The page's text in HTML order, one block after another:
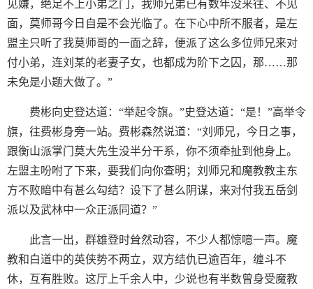
见嫌，绝足不上小弟之门，我师兄弟已有数年没来往、不见
面，莫师哥今日自是不会光临了。在下心中所不服者，是左
盟主只听了我莫师哥的一面之辞，便派了这么多位师兄来对
付小弟，连刘某的老妻子女，也都成为阶下之囚，那……那
未免是小题大做了。”
费彬向史登达道：“举起令旗。”史登达道：“是！”高举令
旗，往费彬身旁一站。费彬森然说道：“刘师兄，今日之事，
跟衡山派掌门莫大先生没半分干系，你不须牵扯到他身上。
左盟主吩咐了下来，要我们向你查明；刘师兄和魔教教主东
方不败暗中有甚么勾结？设下了甚么阴谋，来对付我五岳剑
派以及武林中一众正派同道？”
此言一出，群雄登时耸然动容，不少人都惊噫一声。魔
教和白道中的英侠势不两立，双方结仇已逾百年，缠斗不
休，互有胜败。这厅上千余人中，少说也有半数曾身受魔教